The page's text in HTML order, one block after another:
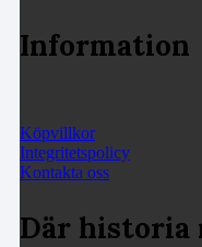
Information
Köpvillkor
Integritetspolicy
Kontakta oss
Där historia